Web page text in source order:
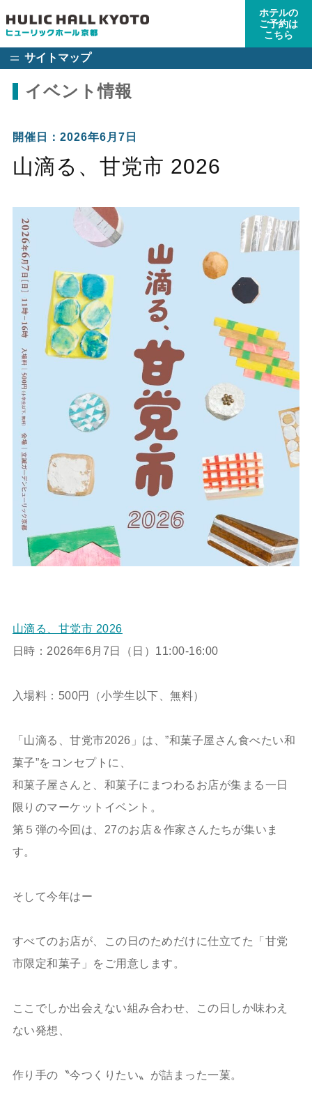
ホテルの
ご予約は
こちら
サイトマップ
イベント情報
開催日：2026年6月7日
山滴る、甘党市 2026
山滴る、甘党市 2026
日時：2026年6月7日（日）11:00-16:00
入場料：500円（小学生以下、無料）
「山滴る、甘党市2026」は、”和菓子屋さん食べたい和
菓子”をコンセプトに、
和菓子屋さんと、和菓子にまつわるお店が集まる一日
限りのマーケットイベント。
第５弾の今回は、27のお店＆作家さんたちが集いま
す。
そして今年はー
すべてのお店が、この日のためだけに仕立てた「甘党
市限定和菓子」をご用意します。
ここでしか出会えない組み合わせ、この日しか味わえ
ない発想、
作り手の〝今つくりたい〟が詰まった一菓。